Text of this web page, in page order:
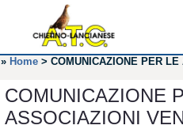
» Home > COMUNICAZIONE PER
COMUNICAZIONE
ASSOCIAZIONI